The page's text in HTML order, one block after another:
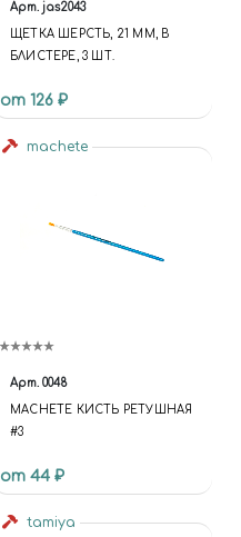
Арт. jas2043
ЩЕТКА ШЕРСТЬ, 21 ММ, В
БЛИСТЕРЕ, 3 ШТ.
от 126 ₽
machete
Арт. 0048
MACHETE КИСТЬ РЕТУШНАЯ
#3
от 44 ₽
tamiya